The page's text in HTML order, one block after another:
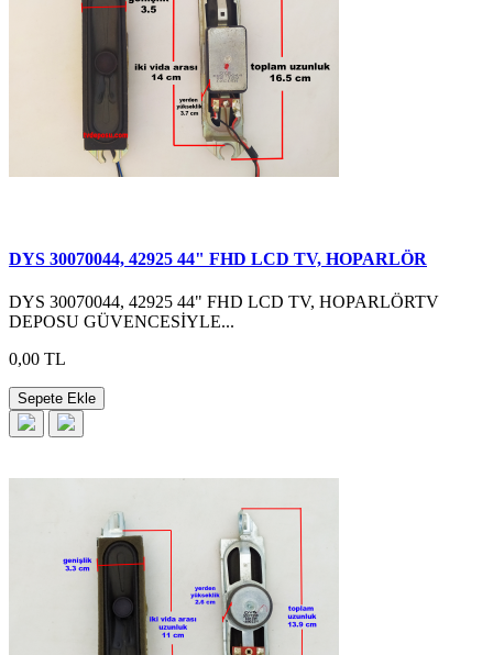
DYS 30070044, 42925 44" FHD LCD TV, HOPARLÖR
DYS 30070044, 42925 44" FHD LCD TV, HOPARLÖRTV
DEPOSU GÜVENCESİYLE...
0,00 TL
Sepete Ekle